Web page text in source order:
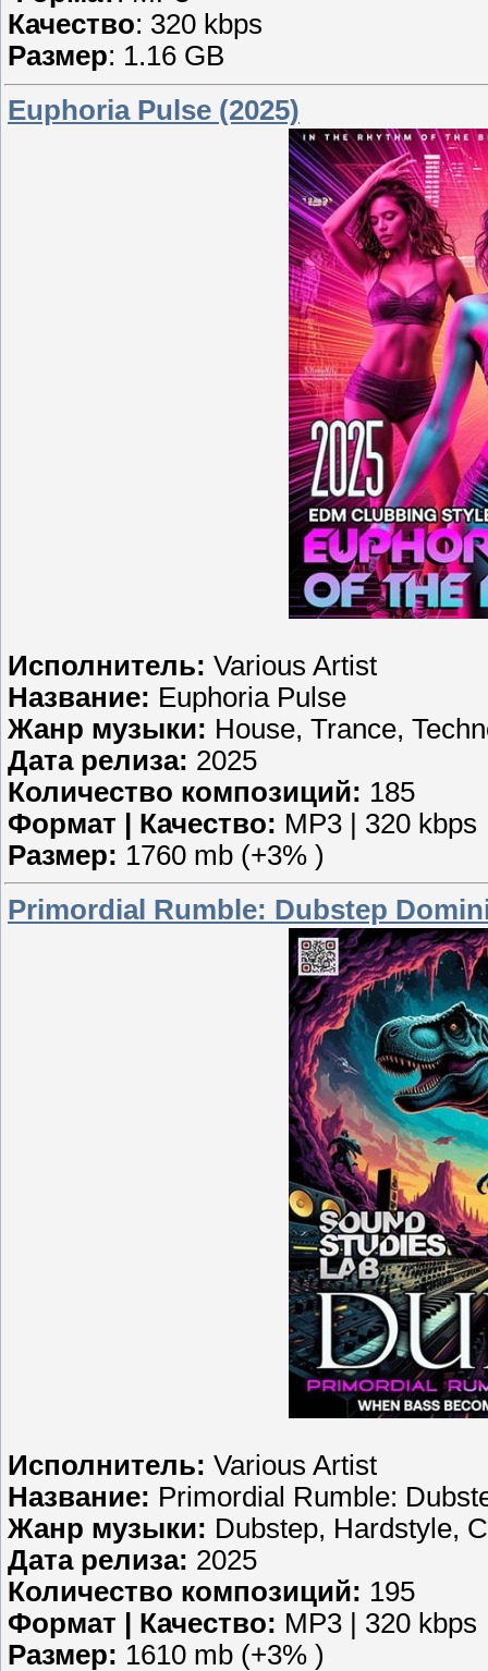
Качество: 320 kbps
Размер: 1.16 GB
Euphoria Pulse (2025)
Исполнитель: Various Artist
Название: Euphoria Pulse
Жанр музыки: House, Trance,
Дата релиза: 2025
Количество композиций: 185
Формат | Качество: MP3 | 320 kbps
Размер: 1760 mb (+3% )
Primordial Rumble: Dubstep
Исполнитель: Various Artist
Название: Primordial Rumble:
Жанр музыки: Dubstep, Hardstyle,
Дата релиза: 2025
Количество композиций: 195
Формат | Качество: MP3 | 320 kbps
Размер: 1610 mb (+3% )